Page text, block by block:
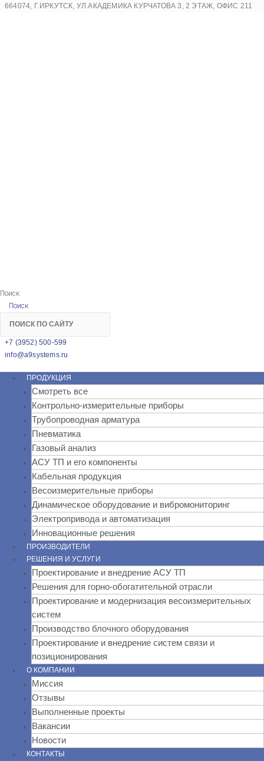
Перейти
664074, Г.ИРКУТСК, УЛ.АКАДЕМИКА КУРЧАТОВА 3, 2 ЭТАЖ, ОФИС 211
Поиск
Поиск
+7 (3952) 500-599
info@a9systems.ru
ПРОДУКЦИЯ
Смотреть все
Контрольно-измерительные приборы
Трубопроводная арматура
Пневматика
Газовый анализ
АСУ ТП и его компоненты
Кабельная продукция
Весоизмерительные приборы
Динамическое оборудование и вибромониторинг
Электропривода и автоматизация
Инновационные решения
ПРОИЗВОДИТЕЛИ
РЕШЕНИЯ И УСЛУГИ
Проектирование и внедрение АСУ ТП
Решения для горно-обогатительной отрасли
Проектирование и модернизация весоизмерительных
систем
Производство блочного оборудования
Проектирование и внедрение систем связи и
позиционирования
О КОМПАНИИ
Миссия
Отзывы
Выполненные проекты
Вакансии
Новости
КОНТАКТЫ